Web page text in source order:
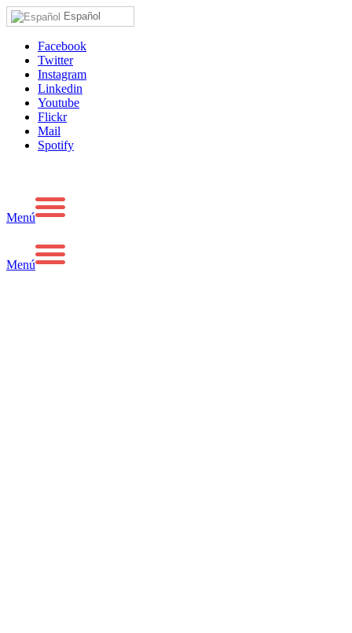
Español
Facebook
Twitter
Instagram
Linkedin
Youtube
Flickr
Mail
Spotify
Menú
Menú